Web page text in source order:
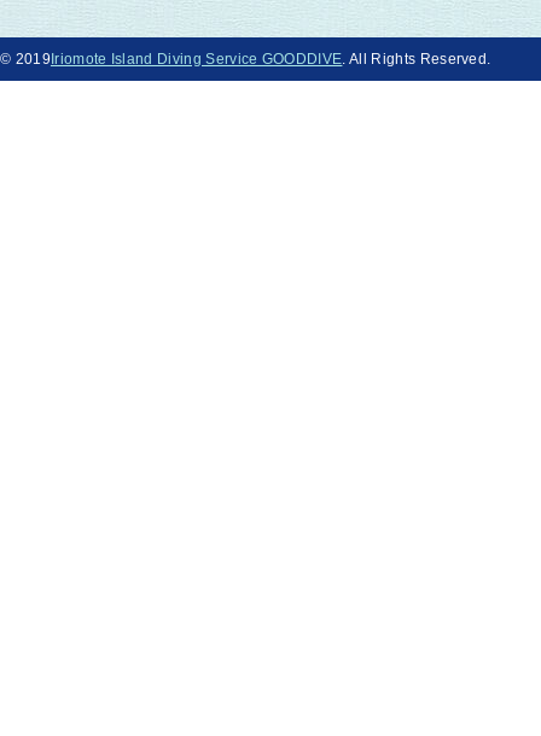
© 2019Iriomote Island Diving Service GOODDIVE . All Rights Reserved.